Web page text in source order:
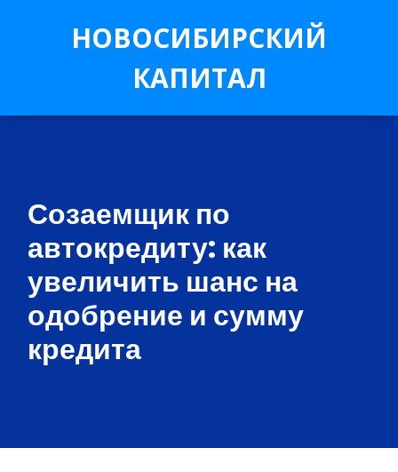
НОВОСИБИРСКИЙ
КАПИТАЛ
Созаемщик по
автокредиту: как
увеличить шанс на
одобрение и сумму
кредита